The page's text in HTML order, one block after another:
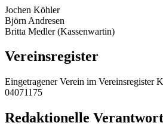
Jochen Köhler
Björn Andresen
Britta Medler (Kassenwartin)
Vereinsregister
Eingetragener Verein im Vereinsregister
04071175
Redaktionelle